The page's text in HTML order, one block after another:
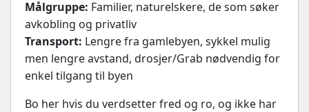
Målgruppe: Familier, naturelskere, de som søker
avkobling og privatliv
Transport: Lengre fra gamlebyen, sykkel mulig
men lengre avstand, drosjer/Grab nødvendig for
enkel tilgang til byen
Bo her hvis du verdsetter fred og ro, og ikke har